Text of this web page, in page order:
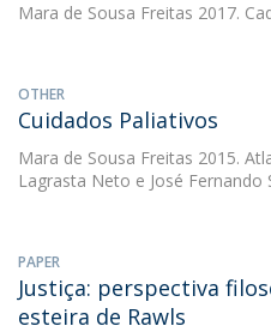
Mara de Sousa Freitas 2017.
OTHER
Cuidados Paliativos
Mara de Sousa Freitas 2015.
Lagrasta Neto e José Fernando
PAPER
Justiça: perspectiva
esteira de Rawls